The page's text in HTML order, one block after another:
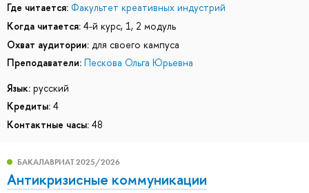
Где читается: Факультет креативных индустрий
Когда читается: 4-й курс, 1, 2 модуль
Охват аудитории: для своего кампуса
Преподаватели: Пескова Ольга Юрьевна
Язык: русский
Кредиты: 4
Контактные часы: 48
БАКАЛАВРИАТ 2025/2026
Антикризисные коммуникации